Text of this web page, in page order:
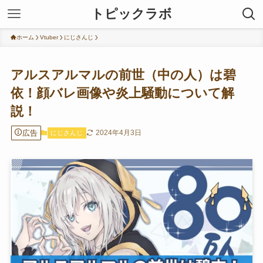
トピックラボ
ホーム Vtuber にじさんじ
アルスアルマルの前世（中の人）は碧
依！顔バレ画像や炎上騒動について解
説！
広告 にじさんじ 2024年4月3日